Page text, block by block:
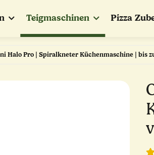
Teigmaschinen Pizza
Halo Pro | Spiralkneter Küchenmaschine | bis